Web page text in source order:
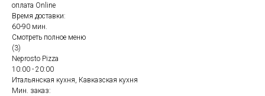
оплата Online
Время доставки:
60-90 мин.
Смотреть полное меню
(3)
Neprosto Pizza
10:00 - 20:00
Итальянская кухня, Кавказская кухня
Мин. заказ: